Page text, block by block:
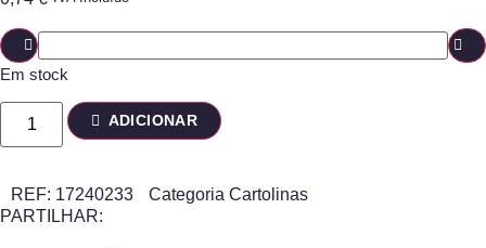
Em stock
ADICIONAR
REF: 17240233 Categoria Cartolinas
PARTILHAR: